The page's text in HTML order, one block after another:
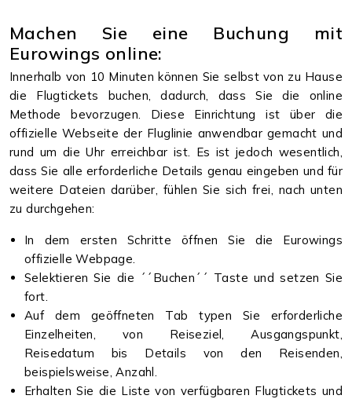
Machen Sie eine Buchung mit
Eurowings online:
Innerhalb von 10 Minuten können Sie selbst von zu Hause
die Flugtickets buchen, dadurch, dass Sie die online
Methode bevorzugen. Diese Einrichtung ist über die
offizielle Webseite der Fluglinie anwendbar gemacht und
rund um die Uhr erreichbar ist. Es ist jedoch wesentlich,
dass Sie alle erforderliche Details genau eingeben und für
weitere Dateien darüber, fühlen Sie sich frei, nach unten
zu durchgehen:
In dem ersten Schritte öffnen Sie die Eurowings
offizielle Webpage.
Selektieren Sie die ´´Buchen´´ Taste und setzen Sie
fort.
Auf dem geöffneten Tab typen Sie erforderliche
Einzelheiten, von Reiseziel, Ausgangspunkt,
Reisedatum bis Details von den Reisenden,
beispielsweise, Anzahl.
Erhalten Sie die Liste von verfügbaren Flugtickets und